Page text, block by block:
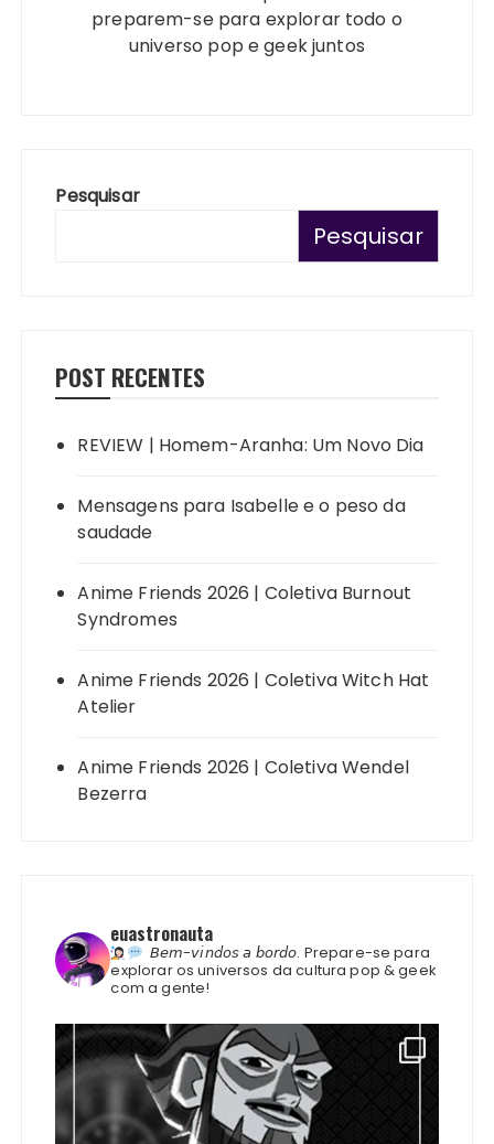
preparem-se para explorar todo o
universo pop e geek juntos
Pesquisar
Pesquisar
POST RECENTES
REVIEW | Homem-Aranha: Um Novo Dia
Mensagens para Isabelle e o peso da
saudade
Anime Friends 2026 | Coletiva Burnout
Syndromes
Anime Friends 2026 | Coletiva Witch Hat
Atelier
Anime Friends 2026 | Coletiva Wendel
Bezerra
euastronauta
𝘉𝘦𝘮-𝘷𝘪𝘯𝘥𝘰𝘴 𝘢 𝘣𝘰𝘳𝘥𝘰. Prepare-se para
explorar os universos da cultura pop & geek
com a gente!